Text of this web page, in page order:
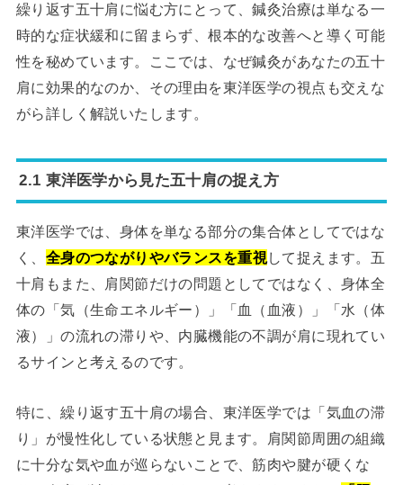
繰り返す五十肩に悩む方にとって、鍼灸治療は単なる一
時的な症状緩和に留まらず、根本的な改善へと導く可能
性を秘めています。ここでは、なぜ鍼灸があなたの五十
肩に効果的なのか、その理由を東洋医学の視点も交えな
がら詳しく解説いたします。
2.1 東洋医学から見た五十肩の捉え方
東洋医学では、身体を単なる部分の集合体としてではな
く、 全身のつながりやバランスを重視して捉えます。五
十肩もまた、肩関節だけの問題としてではなく、身体全
体の「気（生命エネルギー）」「血（血液）」「水（体
液）」の流れの滞りや、内臓機能の不調が肩に現れてい
るサインと考えるのです。
特に、繰り返す五十肩の場合、東洋医学では「気血の滞
り」が慢性化している状態と見ます。肩関節周囲の組織
に十分な気や血が巡らないことで、筋肉や腱が硬くな